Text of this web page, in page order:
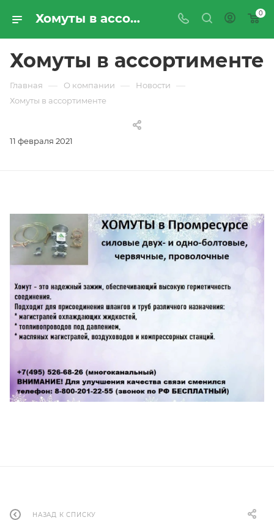
Хомуты в ассортименте | Новости компании «ПРОМРЕСУРССЕРВИС» 0
Хомуты в ассортименте
Главная — О компании — Новости —
Хомуты в ассортименте
11 февраля 2021
НАЗАД К СПИСКУ